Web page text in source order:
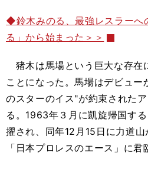
◆鈴木みのる、最強レスラーへ
る」から始まった＞＞
猪木は馬場という巨大な存在
ことになった。馬場はデビュ
のスターのイス"が約束された
る。1963年３月に凱旋帰国す
擢され、同年12月15日に力道
「日本プロレスのエース」に君